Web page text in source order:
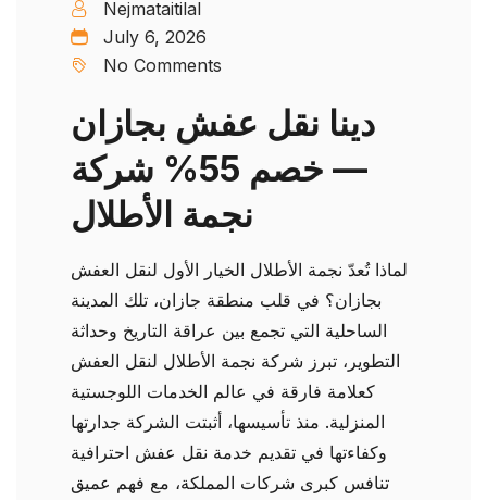
Nejmataitilal
July 6, 2026
No Comments
دينا نقل عفش بجازان
— خصم 55% شركة
نجمة الأطلال
لماذا تُعدّ نجمة الأطلال الخيار الأول لنقل العفش
بجازان؟ في قلب منطقة جازان، تلك المدينة
الساحلية التي تجمع بين عراقة التاريخ وحداثة
التطوير، تبرز شركة نجمة الأطلال لنقل العفش
كعلامة فارقة في عالم الخدمات اللوجستية
المنزلية. منذ تأسيسها، أثبتت الشركة جدارتها
وكفاءتها في تقديم خدمة نقل عفش احترافية
تنافس كبرى شركات المملكة، مع فهم عميق